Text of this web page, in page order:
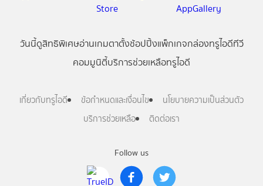
Follow us
วันนี้ดูสิทธิพิเศษอ่านเกมตาตั้งช้อปปิ้งแพ็กเกจกล่องทรูไอดีทีวี
คอมมูนิตี้บริการช่วยเหลือทรูไอดี
เกี่ยวกับทรูไอดี ข้อกำหนดและเงื่อนไข
นโยบายความเป็นส่วนตัว
บริการช่วยเหลือ
ติดต่อเรา